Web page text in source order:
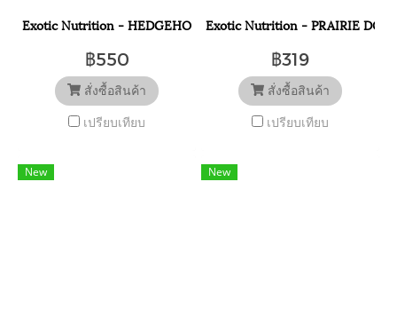
Exotic Nutrition - HEDGEHOG ESSENTIAL 1.75 LB. ซูโปร เฮดจ์
฿550
สั่งซื้อสินค้า
เปรียบเทียบ
Exotic Nutrition - PRAIRIE
฿319
สั่งซื้อสินค้า
เปรียบเทียบ
New New